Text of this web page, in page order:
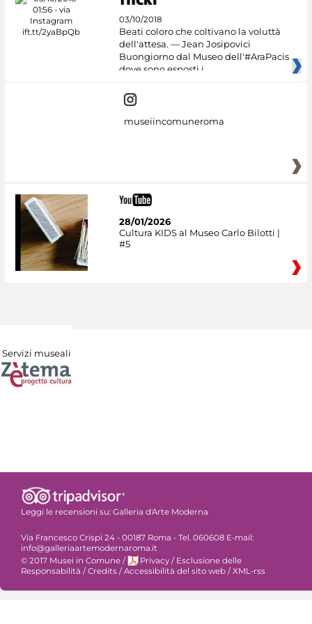
03/10/2018
Beati coloro che coltivano la voluttà
dell'attesa. — Jean Josipovici
Buongiorno dal Museo dell'#AraPacis
dove sono esposti i
museiincomuneroma
28/01/2026
Cultura KIDS al Museo Carlo Bilotti |
#5
Servizi museali
Leggi le recensioni su: Galleria d'Arte Moderna
Via Francesco Crispi 24 - 00187 Roma - Tel. 060608 E-mail:
info@galleriaartemodernaroma.it
© 2017 Musei in Comune / Privacy / Esclusione delle
Responsabilità / Credits / Accessibilità del sito web / XML-rss